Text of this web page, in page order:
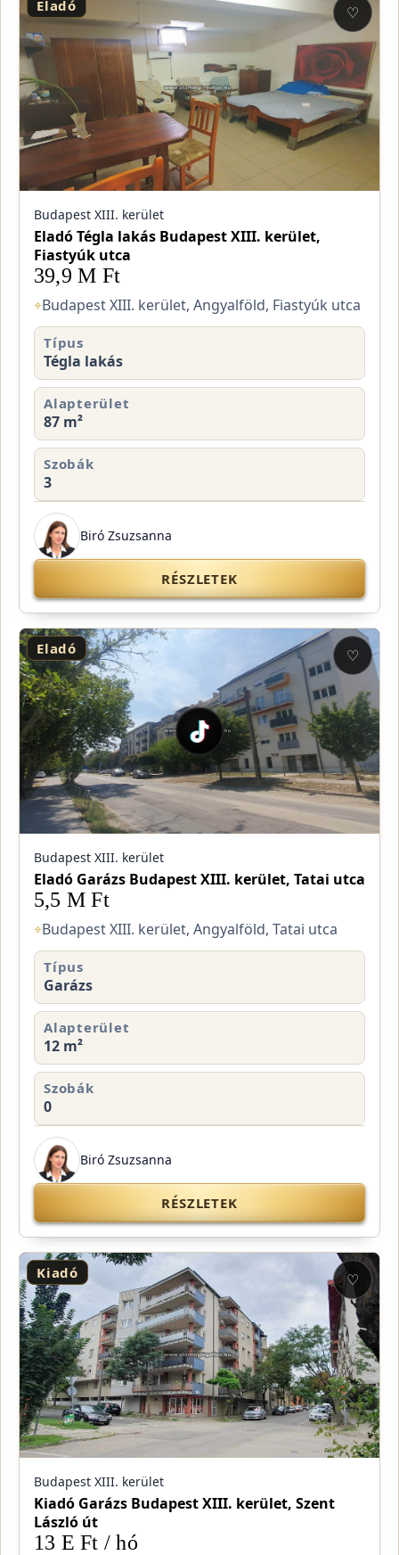
Eladó ♡
Budapest XIII. kerület
Eladó Tégla lakás Budapest XIII. kerület,
Fiastyúk utca
39,9 M Ft
⌖Budapest XIII. kerület, Angyalföld, Fiastyúk utca
Típus
Tégla lakás
Alapterület
87 m²
Szobák
3
Biró Zsuzsanna
RÉSZLETEK
Eladó ♡
Budapest XIII. kerület
Eladó Garázs Budapest XIII. kerület, Tatai utca
5,5 M Ft
⌖Budapest XIII. kerület, Angyalföld, Tatai utca
Típus
Garázs
Alapterület
12 m²
Szobák
0
Biró Zsuzsanna
RÉSZLETEK
Kiadó ♡
Budapest XIII. kerület
Kiadó Garázs Budapest XIII. kerület, Szent
László út
13 E Ft / hó